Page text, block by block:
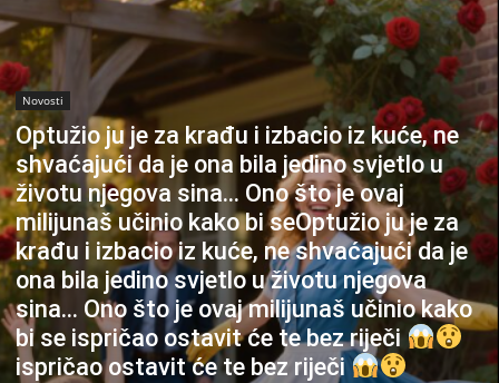
Novosti
Optužio ju je za krađu i izbacio iz kuće, ne
shvaćajući da je ona bila jedino svjetlo u
životu njegova sina… Ono što je ovaj
milijunaš učinio kako bi seOptužio ju je za
krađu i izbacio iz kuće, ne shvaćajući da je
ona bila jedino svjetlo u životu njegova
sina… Ono što je ovaj milijunaš učinio kako
bi se ispričao ostavit će te bez riječi
ispričao ostavit će te bez riječi